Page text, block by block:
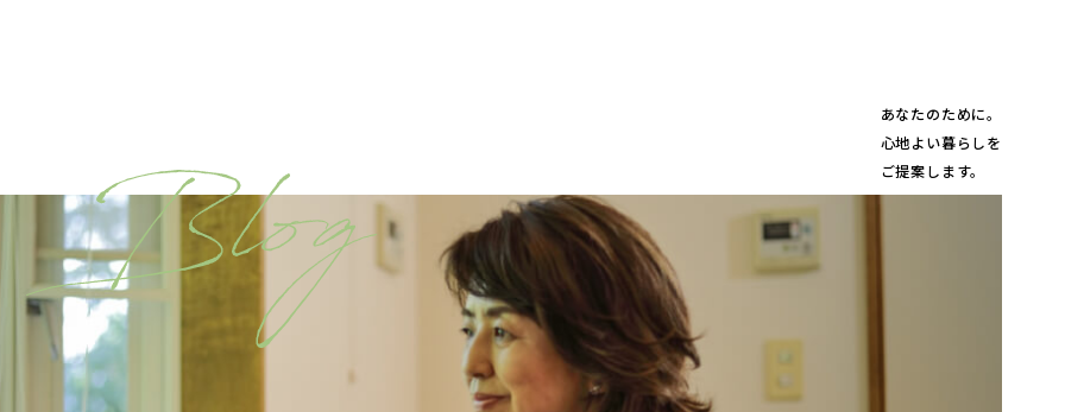
あなたのために。
心地よい暮らしを
ご提案します。